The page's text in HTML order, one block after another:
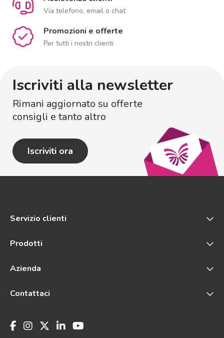
Via telefono, email o chat
Promozioni e offerte
Per tutti i nostri clienti
Iscriviti alla newsletter
Rimani aggiornato su offerte
consigli e tanto altro
Iscriviti ora
Servizio clienti
Prodotti
Azienda
Contattaci